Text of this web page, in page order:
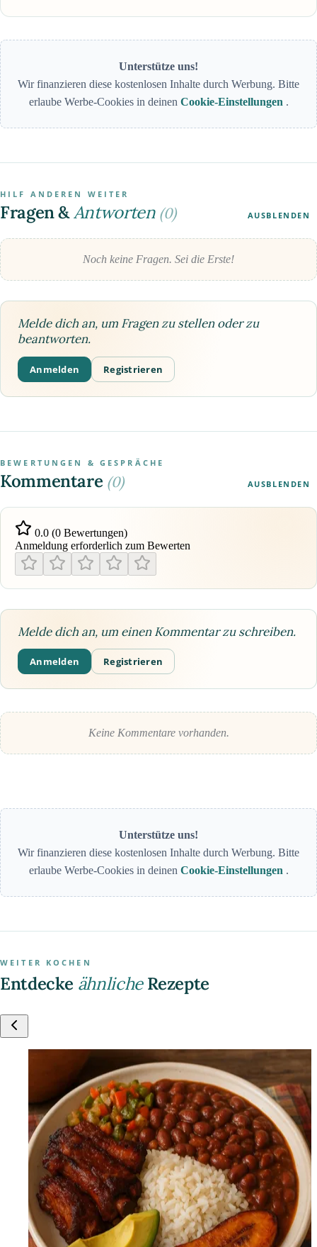
Unterstütze uns!
Wir finanzieren diese kostenlosen Inhalte durch Werbung. Bitte
erlaube Werbe-Cookies in deinen Cookie-Einstellungen .
HILF ANDEREN WEITER
Fragen &Antworten (0) AUSBLENDEN
Noch keine Fragen. Sei die Erste!
Melde dich an, um Fragen zu stellen oder zu
beantworten.
Anmelden Registrieren
BEWERTUNGEN & GESPRÄCHE
Kommentare (0) AUSBLENDEN
0.0 (0 Bewertungen)
Anmeldung erforderlich zum Bewerten
Melde dich an, um einen Kommentar zu schreiben.
Anmelden Registrieren
Keine Kommentare vorhanden.
Unterstütze uns!
Wir finanzieren diese kostenlosen Inhalte durch Werbung. Bitte
erlaube Werbe-Cookies in deinen Cookie-Einstellungen .
WEITER KOCHEN
Entdecke ähnlicheRezepte